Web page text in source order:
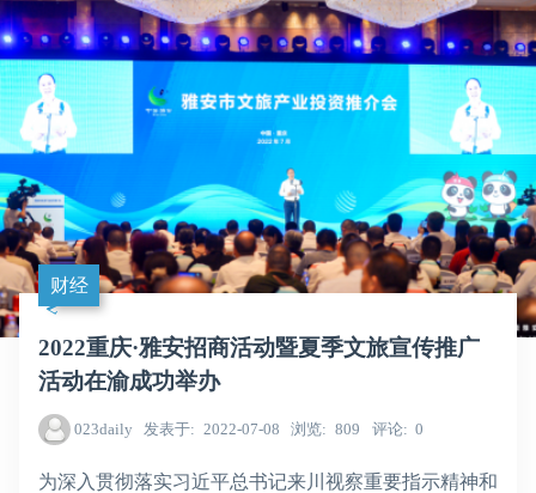
财经
2022重庆·雅安招商活动暨夏季文旅宣传推广
活动在渝成功举办
023daily 发表于 2022-07-08 浏览 809 评论 0
为深入贯彻落实习近平总书记来川视察重要指示精神和